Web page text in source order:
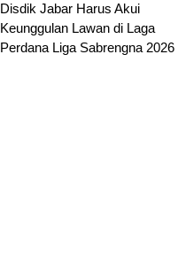
Disdik Jabar Harus Akui
Keunggulan Lawan di Laga
Perdana Liga Sabrengna 2026